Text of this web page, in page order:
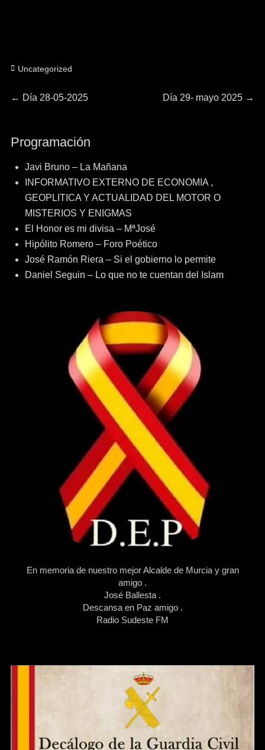
Categorías
Uncategorized
Navegación
entradas
← Entrada
Día 28-05-2025
Entrada
Día 29- mayo 2025 →
Programación
Javi Bruno – La Mañana
INFORMATIVO EXTERNO DE ECONOMIA ,
GEOPLITICA Y ACTUALIDAD DEL MOTOR O
MISTERIOS Y ENIGMAS
El Honor es mi divisa – MªJosé
Hipólito Romero – Foro Poético
José Ramón Riera – Si el gobierno lo permite
Daniel Seguin – Lo que no te cuentan del Islam
En memoria de nuestro mejor Alcalde de Murcia y gran
amigo .
José Ballesta .
Descansa en Paz amigo .
Radio Sudeste FM